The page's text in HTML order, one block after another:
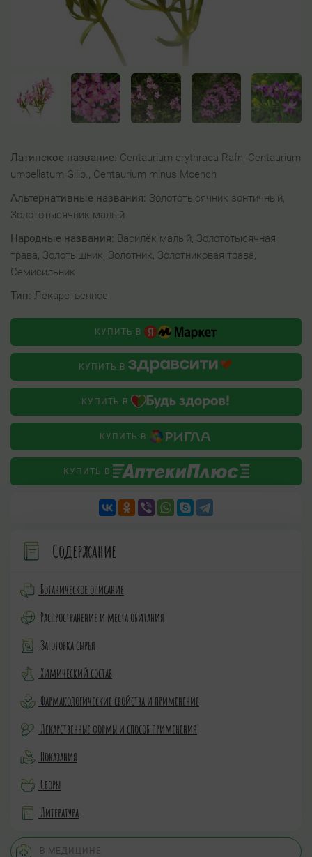
Латинское название: Centaurium erythraea Rafn, Centaurium
umbellatum Gilib., Centaurium minus Moench
Альтернативные названия: Золототысячник зонтичный,
Золототысячник малый
Народные названия: Василёк малый, Золототысячная
трава, Золотышник, Золотник, Золотниковая трава,
Семисильник
Тип: Лекарственное
КУПИТЬ В
КУПИТЬ В
КУПИТЬ В
КУПИТЬ В
КУПИТЬ В
Содержание
Ботаническое описание
Распространение и места обитания
Заготовка сырья
Химический состав
Фармакологические свойства и применение
Лекарственные формы и способ применения
Показания
Сборы
Литература
В МЕДИЦИНЕ